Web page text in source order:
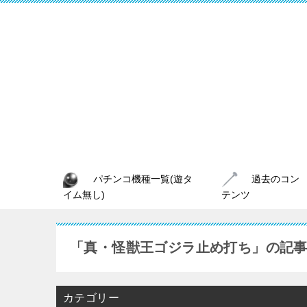
パチンコ機種一覧(遊タ
イム無し)
過去のコン
テンツ
「真・怪獣王ゴジラ止め打ち」の記
カテゴリー